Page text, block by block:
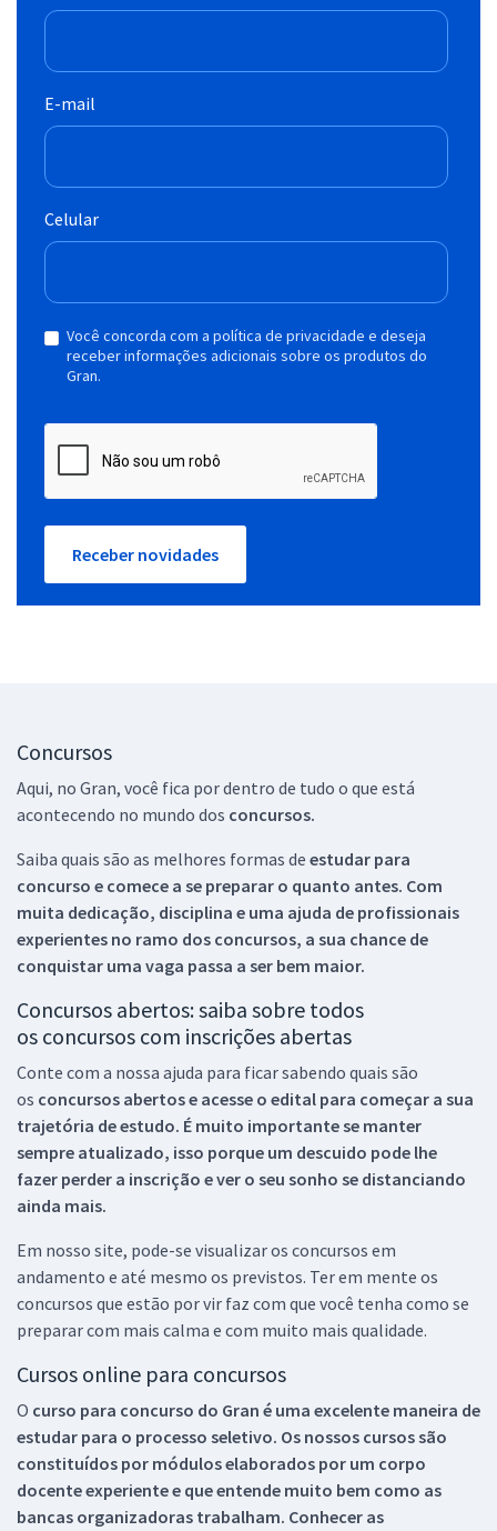
E-mail
Celular
Você concorda com a política de privacidade e deseja
receber informações adicionais sobre os produtos do
Gran.
Receber novidades
Concursos
Aqui, no Gran, você fica por dentro de tudo o que está
acontecendo no mundo dos concursos.
Saiba quais são as melhores formas de estudar para
concurso e comece a se preparar o quanto antes. Com
muita dedicação, disciplina e uma ajuda de profissionais
experientes no ramo dos concursos, a sua chance de
conquistar uma vaga passa a ser bem maior.
Concursos abertos: saiba sobre todos
os concursos com inscrições abertas
Conte com a nossa ajuda para ficar sabendo quais são
os concursos abertos e acesse o edital para começar a sua
trajetória de estudo. É muito importante se manter
sempre atualizado, isso porque um descuido pode lhe
fazer perder a inscrição e ver o seu sonho se distanciando
ainda mais.
Em nosso site, pode-se visualizar os concursos em
andamento e até mesmo os previstos. Ter em mente os
concursos que estão por vir faz com que você tenha como se
preparar com mais calma e com muito mais qualidade.
Cursos online para concursos
O curso para concurso do Gran é uma excelente maneira de
estudar para o processo seletivo. Os nossos cursos são
constituídos por módulos elaborados por um corpo
docente experiente e que entende muito bem como as
bancas organizadoras trabalham. Conhecer as